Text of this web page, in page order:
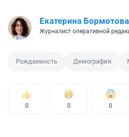
Екатерина Бормотова
Журналист оперативной
Рождаемость Демография
0 0 0